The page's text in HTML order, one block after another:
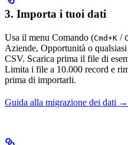
3. Importa i tuoi dati
Usa il menu Comando (Cmd+K /
Aziende, Opportunità o
CSV. Scarica prima il file di
Limita i file a 10.000 record e
prima di importarli.
Guida alla migrazione dei dati →